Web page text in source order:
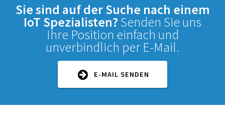
Sie sind auf der Suche nach einem
IoT Spezialisten? Senden Sie uns
Ihre Position einfach und
unverbindlich per E-Mail.
E-MAIL SENDEN